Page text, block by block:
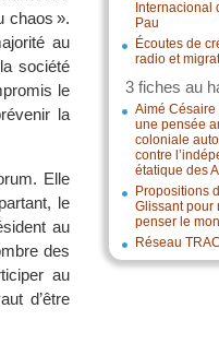
Internacional
Pau
Écoutes de
radio et
3 fiches au
Aimé Césaire
une pensée
coloniale
contre
étatique des
Propositions
Glissant pour
penser le
Réseau
chaos ».
au
société
le
la
Elle
le
au
des
au
d’être